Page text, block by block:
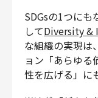
クリエイティブ
コーポレート
財務・経理
内部監査・リス
法務
SDGsの1つに
してDiversity &
な組織の実現は
ョン「あらゆる
性を広げる」に